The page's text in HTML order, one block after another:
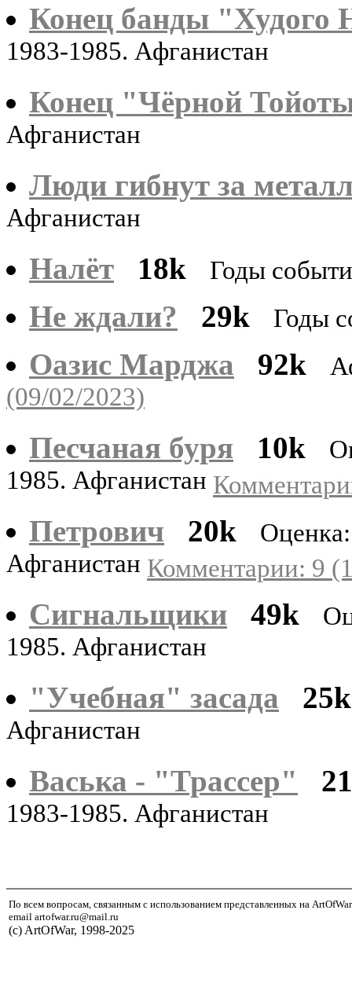
Конец банды "Худого
1983-1985. Афганистан
Конец "Чёрной
Афганистан
Люди гибнут за
Афганистан
Налёт
18k Годы
Не ждали? 29k Годы
Оазис Марджа 92k
(09/02/2023)
Песчаная буря
10k
1985. Афганистан
Петрович 20k Оценка:
Афганистан Комментарии: 9
Сигнальщики 49k
1985. Афганистан
"Учебная" засада
25k
Афганистан
Васька - "Трассер"
1983-1985. Афганистан
По всем вопросам, связанным с использованием представленных на
email artofwar.ru@mail.ru
(с) ArtOfWar, 1998-2025